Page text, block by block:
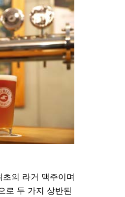
의 라거 맥주이며
로 두 가지 상반된